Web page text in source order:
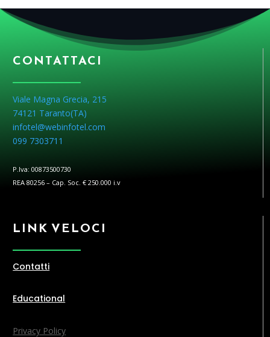
CONTATTACI
Viale Magna Grecia, 215
74121 Taranto(TA)
infotel@webinfotel.com
099 7303711
P.Iva: 00873500730
REA 80256 – Cap. Soc. € 250.000 i.v
LINK VELOCI
Contatti
Educational
Privacy Policy